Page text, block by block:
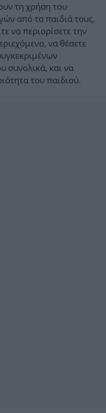
τη χρήση του
από τα παιδιά τους.
να περιορίσετε την
να θέσετε
συνολικά, και να
του παιδιού.